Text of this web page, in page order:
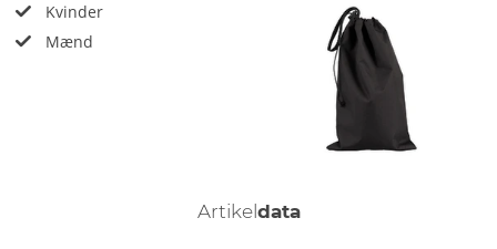
Kvinder
Mænd
Artikel data